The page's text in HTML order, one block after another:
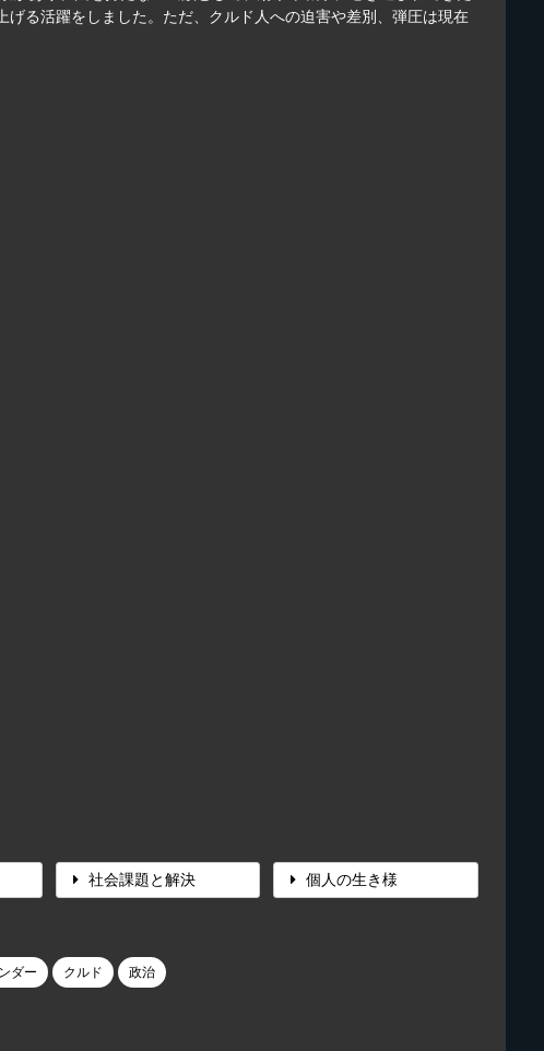
る活躍をしました。ただ、クルド人への迫害や差別、弾圧は現在
社会課題と解決 個人の生き様
ダー クルド 政治